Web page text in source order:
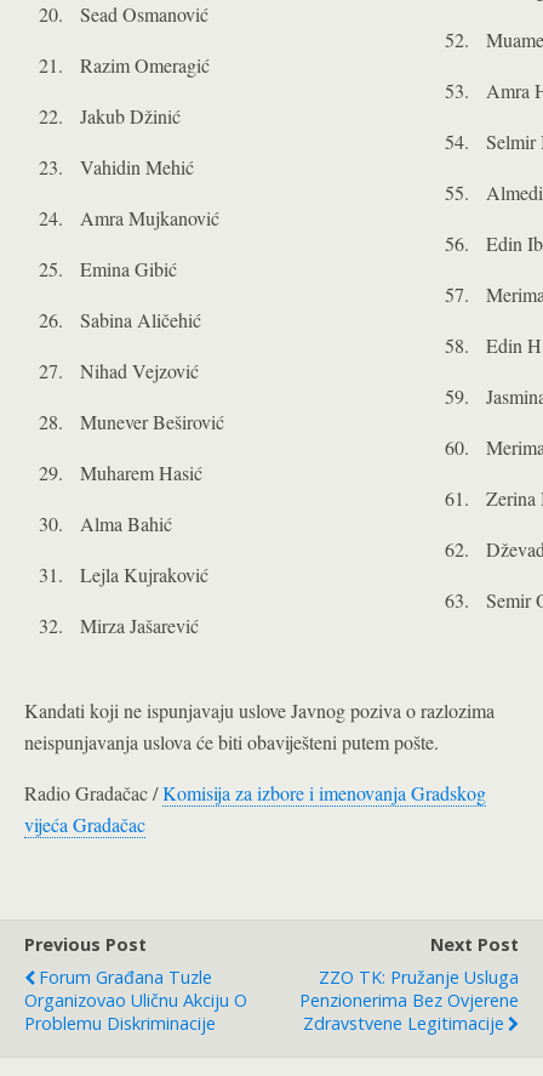
20. Sead Osmanović
21. Razim Omeragić
22. Jakub Džinić
23. Vahidin Mehić
24. Amra Mujkanović
25. Emina Gibić
26. Sabina Aličehić
27. Nihad Vejzović
28. Munever Beširović
29. Muharem Hasić
30. Alma Bahić
31. Lejla Kujraković
32. Mirza Jašarević
52.
53. Amra
54. Selmir
55.
56. Edin
57.
58. Edin
59.
60.
61. Zerina
62.
63. Semir
Kandati koji ne ispunjavaju uslove Javnog poziva o razlozima
neispunjavanja uslova će biti obaviješteni putem pošte.
Radio Gradačac /Komisija za izbore i imenovanja Gradskog
vijeća Gradačac
Previous Post
Forum Građana Tuzle
Organizovao Uličnu Akciju O
Problemu Diskriminacije
Next Post
ZZO TK: Pružanje Usluga
Penzionerima Bez Ovjerene
Zdravstvene Legitimacije